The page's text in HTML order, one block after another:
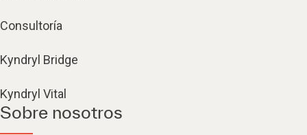
Consultoría
Kyndryl Bridge
Kyndryl Vital
Sobre nosotros